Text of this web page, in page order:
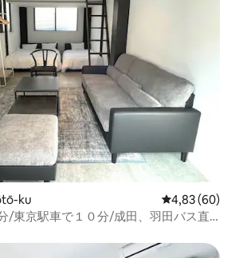
ku Évaluation
4,83 (60)
/東京駅車で１０分/成田、羽田バス直